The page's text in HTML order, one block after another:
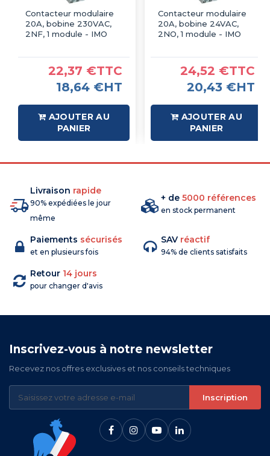
Contacteur modulaire
20A, bobine 230VAC,
2NF, 1 module - IMO
22,37 €TTC
18,64 €HT
AJOUTER AU
PANIER
Contacteur modulaire
20A, bobine 24VAC,
2NO, 1 module - IMO
24,52 €TTC
20,43 €HT
AJOUTER AU
PANIER
Livraison rapide
90% expédiées le jour
même
+ de 5000 références
en stock permanent
Paiements sécurisés
et en plusieurs fois
SAV réactif
94% de clients satisfaits
Retour 14 jours
pour changer d'avis
Inscrivez-vous à notre newsletter
Recevez nos offres exclusives et nos conseils techniques
Inscription